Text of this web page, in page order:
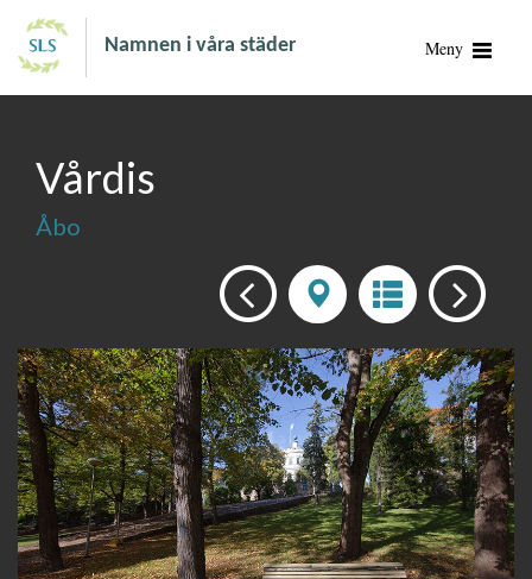
Namnen i våra städer Meny
Vårdis
Åbo